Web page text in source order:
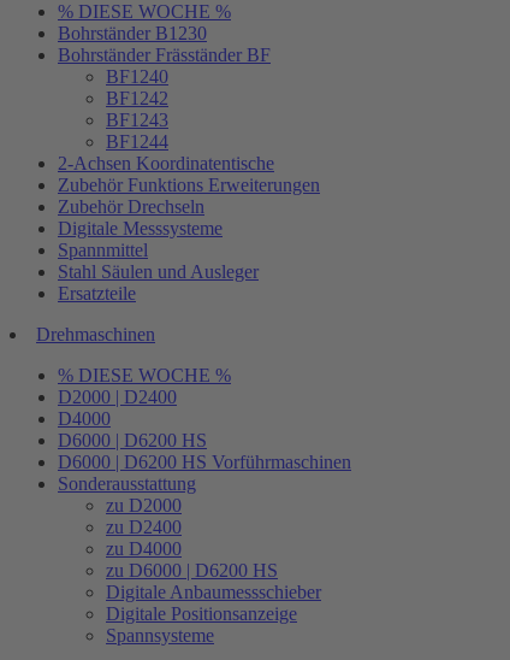
% DIESE WOCHE %
Bohrständer B1230
Bohrständer Fräsständer BF
BF1240
BF1242
BF1243
BF1244
2-Achsen Koordinatentische
Zubehör Funktions Erweiterungen
Zubehör Drechseln
Digitale Messsysteme
Spannmittel
Stahl Säulen und Ausleger
Ersatzteile
Drehmaschinen
% DIESE WOCHE %
D2000 | D2400
D4000
D6000 | D6200 HS
D6000 | D6200 HS Vorführmaschinen
Sonderausstattung
zu D2000
zu D2400
zu D4000
zu D6000 | D6200 HS
Digitale Anbaumessschieber
Digitale Positionsanzeige
Spannsysteme